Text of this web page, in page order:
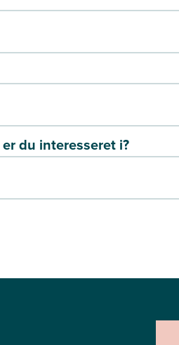
du interesseret i?